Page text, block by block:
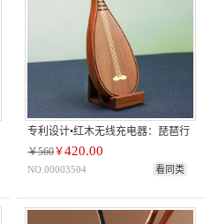
专利设计•红木无线充电器：琵琶行
￥560￥420.00
NO.00003504 看同类